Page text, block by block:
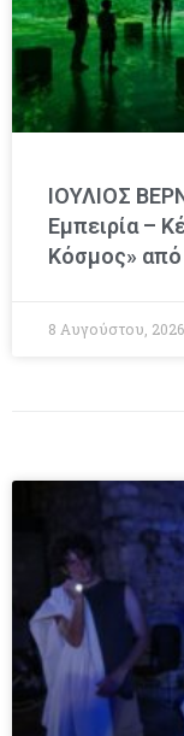
ΙΟΥΛΙΟΣ
Εμπειρία –
Κόσμος»
8 Αυγούστου, 2026